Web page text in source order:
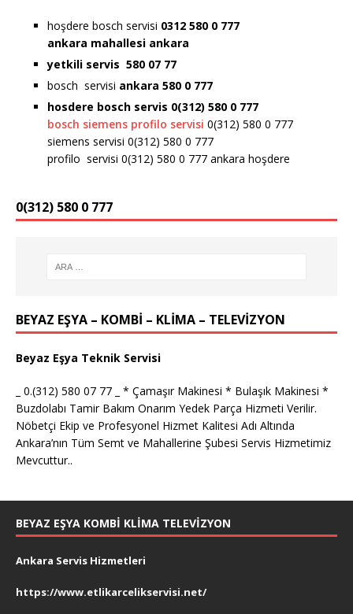
hoşdere bosch servisi 0312 580 0 777
ankara mahallesi ankara
yetkili servis 580 07 77
bosch servisi ankara 580 0 777
hosdere bosch servis 0(312) 580 0 777
bosch siemens profilo servisi 0(312) 580 0 777
siemens servisi 0(312) 580 0 777
profilo servisi 0(312) 580 0 777 ankara hoşdere
0(312) 580 0 777
BEYAZ EŞYA – KOMBİ – KLİMA – TELEVİZYON
Beyaz Eşya Teknik Servisi
_ 0.(312) 580 07 77 _ * Çamaşır Makinesi * Bulaşık Makinesi *
Buzdolabı Tamir Bakım Onarım Yedek Parça Hizmeti Verilir.
Nöbetçi Ekip ve Profesyonel Hizmet Kalitesi Adı Altında
Ankara’nın Tüm Semt ve Mahallerine Şubesi Servis Hizmetimiz
Mevcuttur..
BEYAZ EŞYA KOMBI KLIMA TELEVIZYON
Ankara Servis Hizmetleri
https://www.etlikarcelikservisi.net/